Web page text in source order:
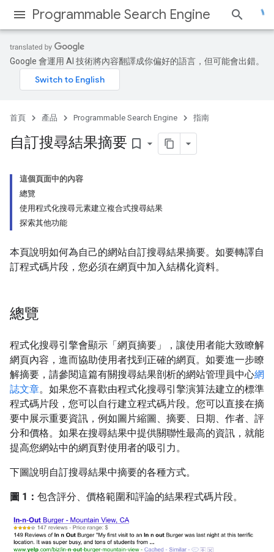
Programmable Search Engine
Google 會運用 AI 技術將內容翻譯成你偏好的語言，但可能會出錯。
首頁 產品 Programmable Search Engine 指南
自訂搜尋結果摘要 bookmark_border
這個頁面中的內容
總覽
使用程式化搜尋元素建立複合式搜尋結果
探索其他功能
本頁說明如何為自己的網站自訂搜尋結果摘要。如要轉譯自
訂程式碼片段，您必須在網頁中加入結構化資料。
總覽
程式化搜尋引擎會顯示「網頁摘要」
，讓使用者能大致瞭解
網頁內容，進而協助使用者找到正確的網頁。如要進一步瞭
解摘要，請參閱這篇有關搜尋結果剖析的網站管理員中心網
誌文章。如果您不喜歡由程式化搜尋引擎演算法建立的標準
程式碼片段，您可以自行建立程式碼片段。您可以直接在摘
要中展示重要資訊，例如圖片縮圖、摘要、日期、作者、評
分和價格。如果在搜尋結果中提供關聯性最高的資訊，就能
提高您網站中的網頁對使用者的吸引力。
下圖說明自訂搜尋結果中摘要的各種方式。
圖 1： 包含評分、價格範圍和評論的結果程式碼片段。